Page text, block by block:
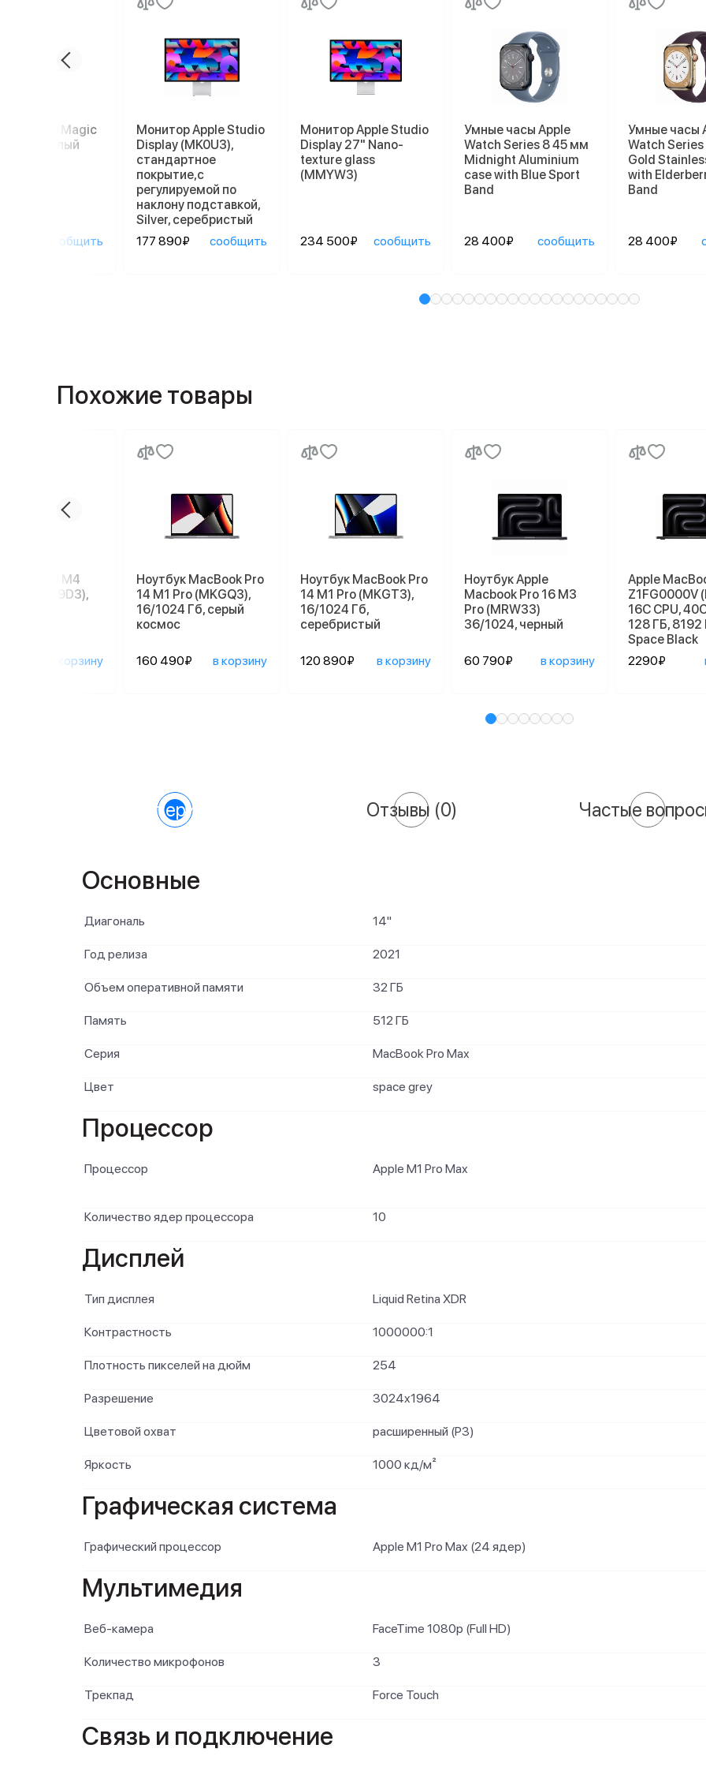
Apple Magic
2, белый
сообщить
Монитор Apple Studio
Display (MK0U3),
стандартное
покрытие,с
регулируемой по
наклону подставкой,
Silver, серебристый
177 890₽
сообщить
Монитор Apple Studio
Display 27" Nano-
texture glass
(MMYW3)
234 500₽ сообщить
Умные часы Apple
Watch Series 8 45 мм
Midnight Aluminium
case with Blue Sport
Band
28 400₽ сообщить
Умные часы
Watch
Gold
with
Band
28 400₽
Похожие товары
Mac mini M4
ГБ (MU9D3),
в корзину
Ноутбук MacBook Pro
14 M1 Pro (MKGQ3),
16/1024 Гб, серый
космос
160 490₽ в корзину
Ноутбук MacBook Pro
14 M1 Pro (MKGT3),
16/1024 Гб,
серебристый
120 890₽ в корзину
Ноутбук Apple
Macbook Pro 16 M3
Pro (MRW33)
36/1024, черный
60 790₽ в корзину
Apple
Z1FG0000V
16C CPU,
128 ГБ, 8192
Space Black
2290₽
Характеристики Отзывы (0) Частые
Основные
Диагональ 14"
Год релиза 2021
Объем оперативной памяти 32 ГБ
Память 512 ГБ
Серия MacBook Pro Max
Цвет space grey
Процессор
Процессор Apple M1 Pro Max
Количество ядер процессора 10
Дисплей
Тип дисплея Liquid Retina XDR
Контрастность 1000000:1
Плотность пикселей на дюйм 254
Разрешение 3024x1964
Цветовой охват расширенный (P3)
Яркость 1000 кд/м²
Графическая система
Графический процессор Apple M1 Pro Max (24 ядер)
Мультимедия
Веб-камера FaceTime 1080p (Full HD)
Количество микрофонов 3
Трекпад Force Touch
Связь и подключение